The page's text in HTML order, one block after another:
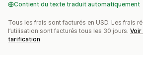
Contient du texte traduit automatiquement
Tous les frais sont facturés en USD. Les frais
l’utilisation sont facturés tous les 30 jours.
tarification